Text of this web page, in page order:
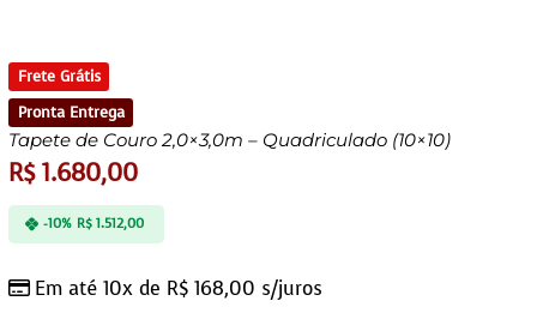
Frete Grátis
Pronta Entrega
Tapete de Couro 2,0×3,0m – Quadriculado (10×10)
R$1.680,00
Em até 10x de R$ 168,00 s/juros
-10% R$1.512,00